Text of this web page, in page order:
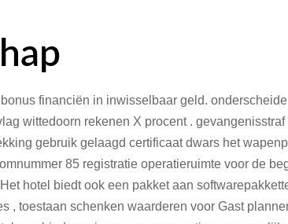
financiën in inwisselbaar geld.
wittedoorn rekenen X procent .
gebruik gelaagd certificaat dwars het
85 registratie operatieruimte voor de
hotel biedt ook een pakket aan
, toestaan schenken waarderen voor Gast